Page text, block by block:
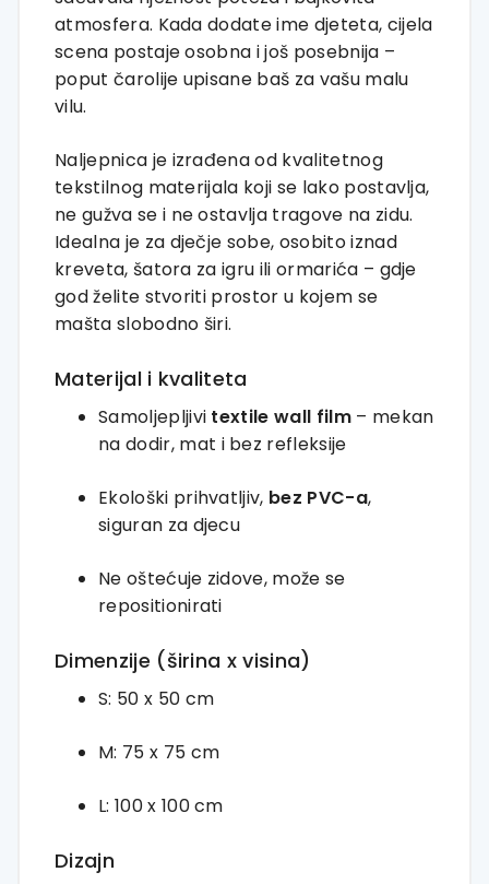
atmosfera. Kadadodateime djeteta, cijela
scena postajeosobna ijoš posebnija –
poput čarolije upisane baš za vašu malu
vilu.
Naljepnica je izrađenaod kvalitetnog
tekstilnog materijala koji se lako postavlja,
ne gužva se i neostavlja tragove na zidu.
Idealna je za dječje sobe, osobitoiznad
kreveta, šatora zaigru ili ormarića – gdje
godželite stvoriti prostor u kojem se
mašta slobodno širi.
Materijal i kvaliteta
Samoljepljivi textilewall film– mekan
na dodir, mat i bez refleksije
Ekološki prihvatljiv, bez PVC-a,
siguran za djecu
Ne oštećuje zidove, možese
repositionirati
Dimenzije (širina xvisina)
S: 50 x 50 cm
M: 75 x 75 cm
L: 100x 100cm
Dizajn